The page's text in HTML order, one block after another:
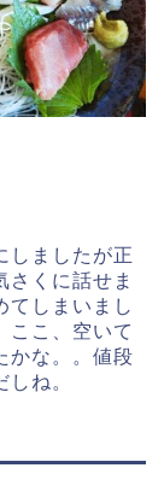
しましたが正
さくに話せま
てしまいまし
ここ、空いて
かな。。値段
ね。